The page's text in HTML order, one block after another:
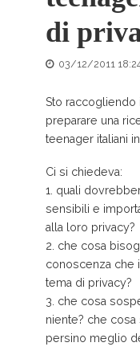
di
03/12/2011
Sto
preparare una
teenager italiani
Ci si chiedeva:
1. quali
sensibili e
alla loro privacy?
2. che cosa
conoscenza che
tema di privacy?
3. che cosa
niente? che
persino meglio